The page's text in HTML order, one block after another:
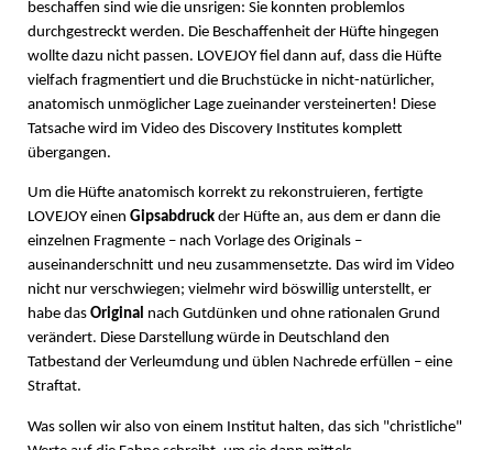
beschaffen sind wie die unsrigen: Sie konnten problemlos
durchgestreckt werden. Die Beschaffenheit der Hüfte hingegen
wollte dazu nicht passen. LOVEJOY fiel dann auf, dass die Hüfte
vielfach fragmentiert und die Bruchstücke in nicht-natürlicher,
anatomisch unmöglicher Lage zueinander versteinerten! Diese
Tatsache wird im Video des Discovery Institutes komplett
übergangen.
Um die Hüfte anatomisch korrekt zu rekonstruieren, fertigte
LOVEJOY einen Gipsabdruckder Hüfte an, aus dem er dann die
einzelnen Fragmente – nach Vorlage des Originals –
auseinanderschnitt und neu zusammensetzte. Das wird im Video
nicht nur verschwiegen; vielmehr wird böswillig unterstellt, er
habe das Original nach Gutdünken und ohne rationalen Grund
verändert. Diese Darstellung würde in Deutschland den
Tatbestand der Verleumdung und üblen Nachrede erfüllen – eine
Straftat.
Was sollen wir also von einem Institut halten, das sich "christliche"